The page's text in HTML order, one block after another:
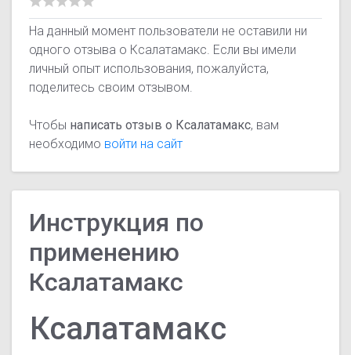
На данный момент пользователи не оставили ни
одного отзыва о Ксалатамакс. Если вы имели
личный опыт использования, пожалуйста,
поделитесь своим отзывом.
Чтобы написать отзыв о Ксалатамакс, вам
необходимо войти на сайт
Инструкция по
применению
Ксалатамакс
Ксалатамакс